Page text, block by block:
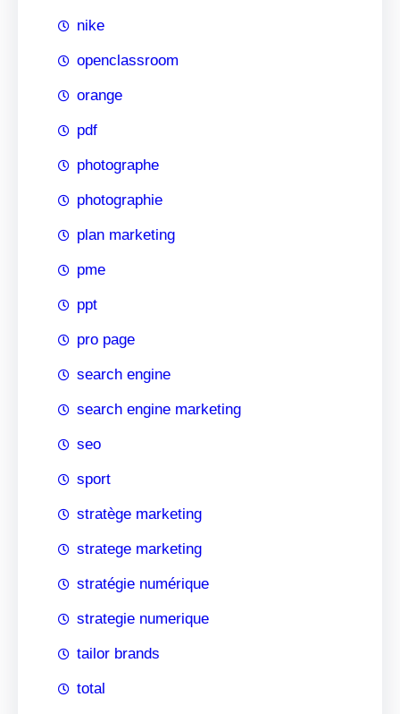
nike
openclassroom
orange
pdf
photographe
photographie
plan marketing
pme
ppt
pro page
search engine
search engine marketing
seo
sport
stratège marketing
stratege marketing
stratégie numérique
strategie numerique
tailor brands
total